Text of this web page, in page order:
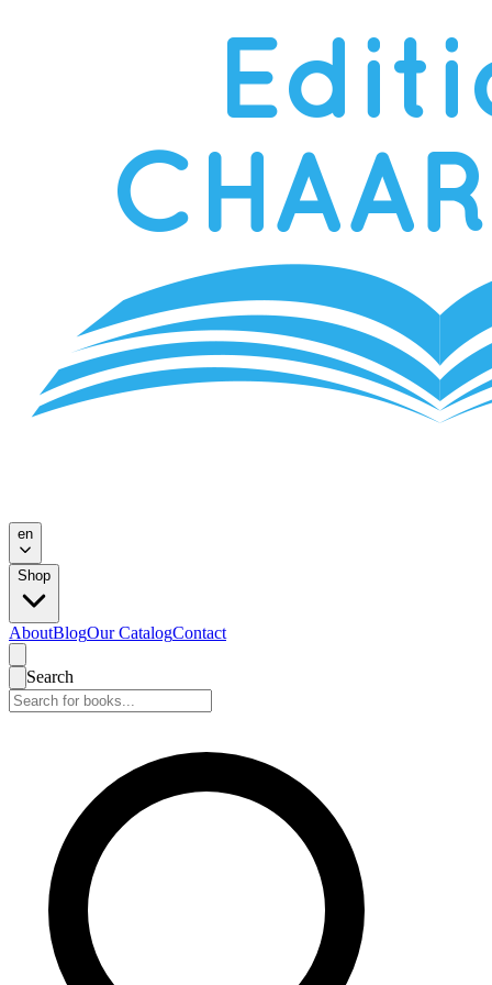
en
Shop
AboutBlogOur CatalogContact
Search